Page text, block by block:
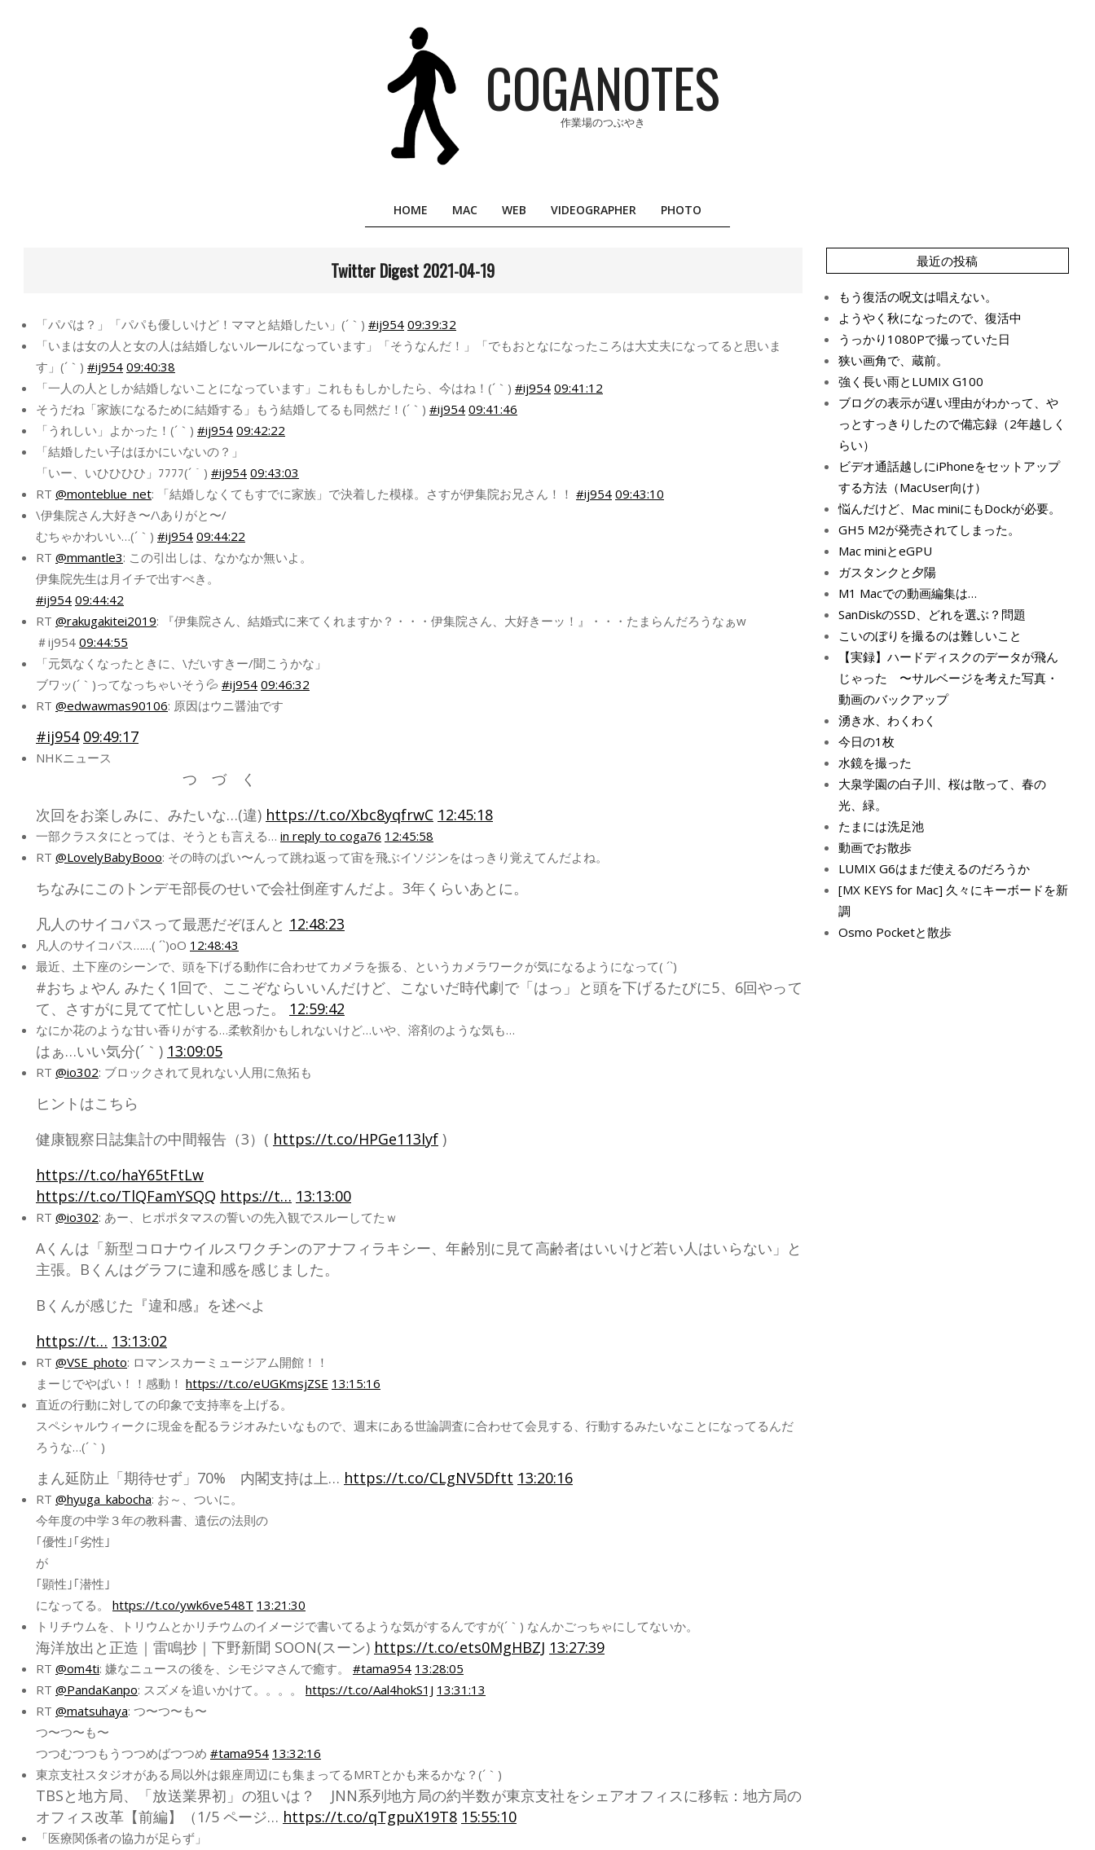
COGANOTES
作業場のつぶやき
Primary
HOME MAC WEB VIDEOGRAPHER PHOTO
Twitter Digest 2021-04-19
「パパは？」「パパも優しいけど！ママと結婚したい」(´｀) #ij954 09:39:32
「いまは女の人と女の人は結婚しないルールになっています」「そうなんだ！」「でもおとなになったころは大丈夫になってると思いま
す」(´｀) #ij954 09:40:38
「一人の人としか結婚しないことになっています」これももしかしたら、今はね！(´｀) #ij954 09:41:12
そうだね「家族になるために結婚する」もう結婚してるも同然だ！(´｀) #ij954 09:41:46
「うれしい」よかった！(´｀) #ij954 09:42:22
「結婚したい子はほかにいないの？」
「いー、いひひひひ」ﾌﾌﾌﾌ(´｀) #ij954 09:43:03
RT @monteblue_net: 「結婚しなくてもすでに家族」で決着した模様。さすが伊集院お兄さん！！ #ij954 09:43:10
\伊集院さん大好き〜/\ありがと〜/
むちゃかわいい…(´｀) #ij954 09:44:22
RT @mmantle3: この引出しは、なかなか無いよ。
伊集院先生は月イチで出すべき。
#ij954 09:44:42
RT @rakugakitei2019: 『伊集院さん、結婚式に来てくれますか？・・・伊集院さん、大好きーッ！』・・・たまらんだろうなぁw
＃ij954 09:44:55
「元気なくなったときに、\だいすきー/聞こうかな」
ブワッ(´｀)ってなっちゃいそう💦 #ij954 09:46:32
RT @edwawmas90106: 原因はウニ醤油です
#ij954 09:49:17
NHKニュース
つ づ く
次回をお楽しみに、みたいな…(違) https://t.co/Xbc8yqfrwC 12:45:18
一部クラスタにとっては、そうとも言える… in reply to coga76 12:45:58
RT @LovelyBabyBooo: その時のばい〜んって跳ね返って宙を飛ぶイソジンをはっきり覚えてんだよね。
ちなみにこのトンデモ部長のせいで会社倒産すんだよ。3年くらいあとに。
凡人のサイコパスって最悪だぞほんと 12:48:23
凡人のサイコパス……( ´`)oO 12:48:43
最近、土下座のシーンで、頭を下げる動作に合わせてカメラを振る、というカメラワークが気になるようになって( ´`)
#おちょやん みたく1回で、ここぞならいいんだけど、こないだ時代劇で「はっ」と頭を下げるたびに5、6回やって
て、さすがに見てて忙しいと思った。 12:59:42
なにか花のような甘い香りがする…柔軟剤かもしれないけど…いや、溶剤のような気も…
はぁ…いい気分(´｀) 13:09:05
RT @io302: ブロックされて見れない人用に魚拓も
ヒントはこちら
健康観察日誌集計の中間報告（3）( https://t.co/HPGe113lyf )
https://t.co/haY65tFtLw
https://t.co/TlQFamYSQQ https://t… 13:13:00
RT @io302: あー、ヒポポタマスの誓いの先入観でスルーしてたｗ
Aくんは「新型コロナウイルスワクチンのアナフィラキシー、年齢別に見て高齢者はいいけど若い人はいらない」と
主張。Bくんはグラフに違和感を感じました。
Bくんが感じた『違和感』を述べよ
https://t… 13:13:02
RT @VSE_photo: ロマンスカーミュージアム開館！！
まーじでやばい！！感動！ https://t.co/eUGKmsjZSE 13:15:16
直近の行動に対しての印象で支持率を上げる。
スペシャルウィークに現金を配るラジオみたいなもので、週末にある世論調査に合わせて会見する、行動するみたいなことになってるんだ
ろうな…(´｀)
まん延防止「期待せず」70% 内閣支持は上… https://t.co/CLgNV5Dftt 13:20:16
RT @hyuga_kabocha: お～、ついに。
今年度の中学３年の教科書、遺伝の法則の
｢優性｣｢劣性｣
が
｢顕性｣｢潜性｣
になってる。 https://t.co/ywk6ve548T 13:21:30
トリチウムを、トリウムとかリチウムのイメージで書いてるような気がするんですが(´｀) なんかごっちゃにしてないか。
海洋放出と正造｜雷鳴抄｜下野新聞 SOON(スーン) https://t.co/ets0MgHBZJ 13:27:39
RT @om4ti: 嫌なニュースの後を、シモジマさんで癒す。 #tama954 13:28:05
RT @PandaKanpo: スズメを追いかけて。。。。 https://t.co/Aal4hokS1J 13:31:13
RT @matsuhaya: つ〜つ〜も〜
つ〜つ〜も〜
つつむつつもうつつめばつつめ #tama954 13:32:16
東京支社スタジオがある局以外は銀座周辺にも集まってるMRTとかも来るかな？(´｀)
TBSと地方局、「放送業界初」の狙いは？ JNN系列地方局の約半数が東京支社をシェアオフィスに移転：地方局の
オフィス改革【前編】（1/5 ページ… https://t.co/qTgpuX19T8 15:55:10
「医療関係者の協力が足らず」
最近の投稿
もう復活の呪文は唱えない。
ようやく秋になったので、復活中
うっかり1080Pで撮っていた日
狭い画角で、蔵前。
強く長い雨とLUMIX G100
ブログの表示が遅い理由がわかって、や
っとすっきりしたので備忘録（2年越しく
らい）
ビデオ通話越しにiPhoneをセットアップ
する方法（MacUser向け）
悩んだけど、Mac miniにもDockが必要。
GH5 M2が発売されてしまった。
Mac miniとeGPU
ガスタンクと夕陽
M1 Macでの動画編集は…
SanDiskのSSD、どれを選ぶ？問題
こいのぼりを撮るのは難しいこと
【実録】ハードディスクのデータが飛ん
じゃった 〜サルベージを考えた写真・
動画のバックアップ
湧き水、わくわく
今日の1枚
水鏡を撮った
大泉学園の白子川、桜は散って、春の
光、緑。
たまには洗足池
動画でお散歩
LUMIX G6はまだ使えるのだろうか
[MX KEYS for Mac] 久々にキーボードを新
調
Osmo Pocketと散歩